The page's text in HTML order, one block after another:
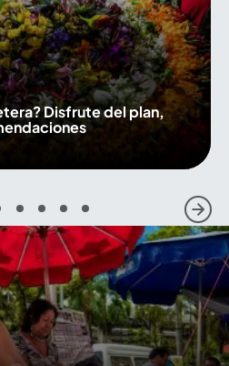
Disfrute del plan,
2 3 4 5